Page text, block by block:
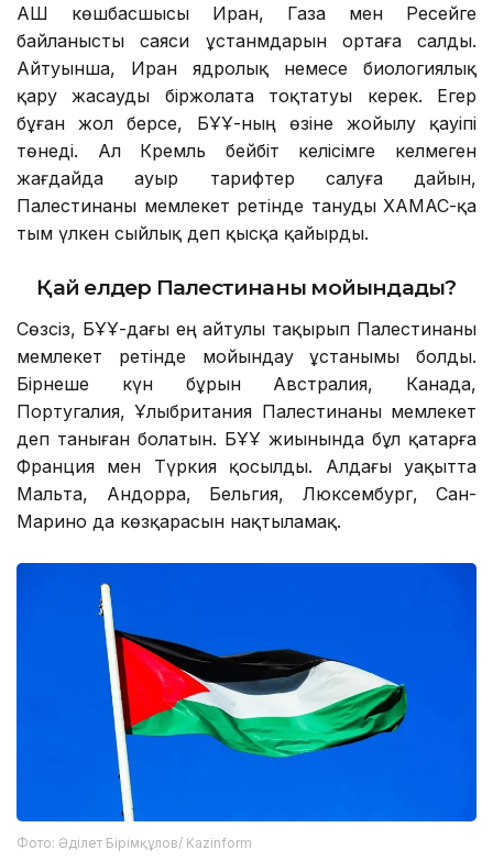
АҚШ көшбасшысы Иран, Газа мен Ресейге
байланысты саяси ұстанмдарын ортаға салды.
Айтуынша, Иран ядролық немесе биологиялық
қару жасауды біржолата тоқтатуы керек. Егер
бұған жол берсе, БҰҰ-ның өзіне жойылу қауіпі
төнеді. Ал Кремль бейбіт келісімге келмеген
жағдайда ауыр тарифтер салуға дайын,
Палестинаны мемлекет ретінде тануды ХАМАС-қа
тым үлкен сыйлық деп қысқа қайырды.
Қай елдер Палестинаны мойындады?
Сөзсіз, БҰҰ-дағы ең айтулы тақырып Палестинаны
мемлекет ретінде мойындау ұстанымы болды.
Бірнеше күн бұрын Австралия, Канада,
Португалия, Ұлыбритания Палестинаны мемлекет
деп таныған болатын. БҰҰ жиынында бұл қатарға
Франция мен Түркия қосылды. Алдағы уақытта
Мальта, Андорра, Бельгия, Люксембург, Сан-
Марино да көзқарасын нақтыламақ.
Фото: Әділет Бірімқұлов/ Kazinform